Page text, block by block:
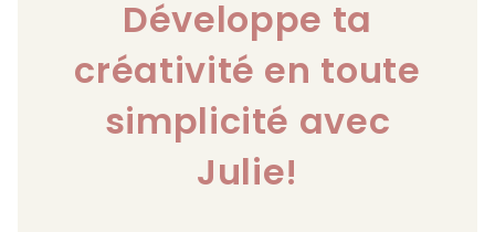
Développe ta
créativité en toute
simplicité avec
Julie!